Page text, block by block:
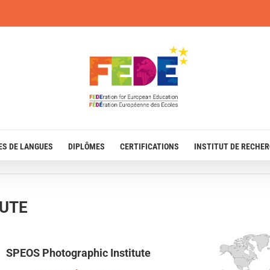
DE LANGUES DIPLÔMES CERTIFICATIONS INSTITUT DE
SPEOS Photographic Institute